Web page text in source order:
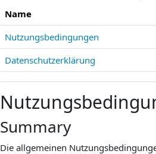
Name
Nutzungsbedingungen
Datenschutzerklärung
Summary
Die allgemeinen